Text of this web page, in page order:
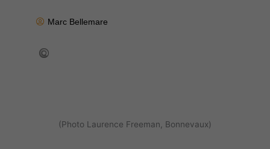
Marc Bellemare
(Photo Laurence Freeman, Bonnevaux)